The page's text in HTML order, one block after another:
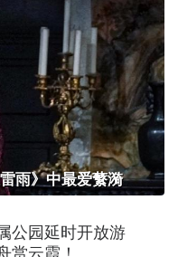
雨》中最爱蘩漪
公园延时开放游
赏云霞！